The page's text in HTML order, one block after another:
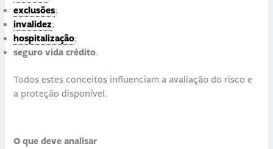
exclusões;
invalidez;
hospitalização;
seguro vida crédito.
Todos estes conceitos influenciam a avaliação do risco e
a proteção disponível.
O que deve analisar